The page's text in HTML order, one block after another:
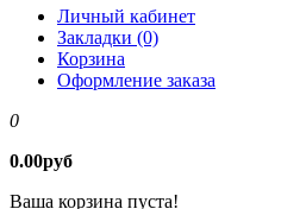
Личный кабинет
Закладки (0)
Корзина
Оформление заказа
0
0.00руб
Ваша корзина пуста!